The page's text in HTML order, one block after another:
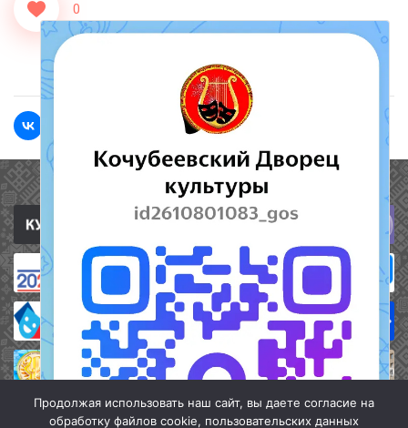
0
Полезные ссылки
Продолжая использовать наш сайт, вы даете согласие на
обработку файлов cookie, пользовательских данных